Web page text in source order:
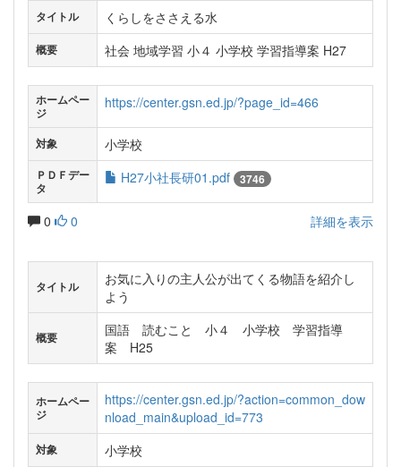
タイトル くらしをささえる水
概要 社会 地域学習 小４ 小学校 学習指導案 H27
ホームペー
ジ
https://center.gsn.ed.jp/?page_id=466
対象 小学校
ＰＤＦデー
タ
H27小社長研01.pdf 3746
0 0 詳細を表示
タイトル
お気に入りの主人公が出てくる物語を紹介し
よう
概要
国語 読むこと 小４ 小学校 学習指導
案 H25
ホームペー
ジ
https://center.gsn.ed.jp/?action=common_dow
nload_main&upload_id=773
対象 小学校